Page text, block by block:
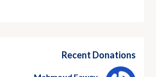
Recent Donations